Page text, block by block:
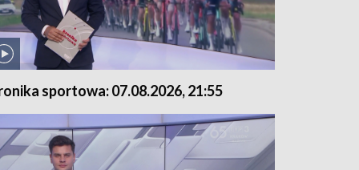
sportowa: 07.08.2026, 21:55